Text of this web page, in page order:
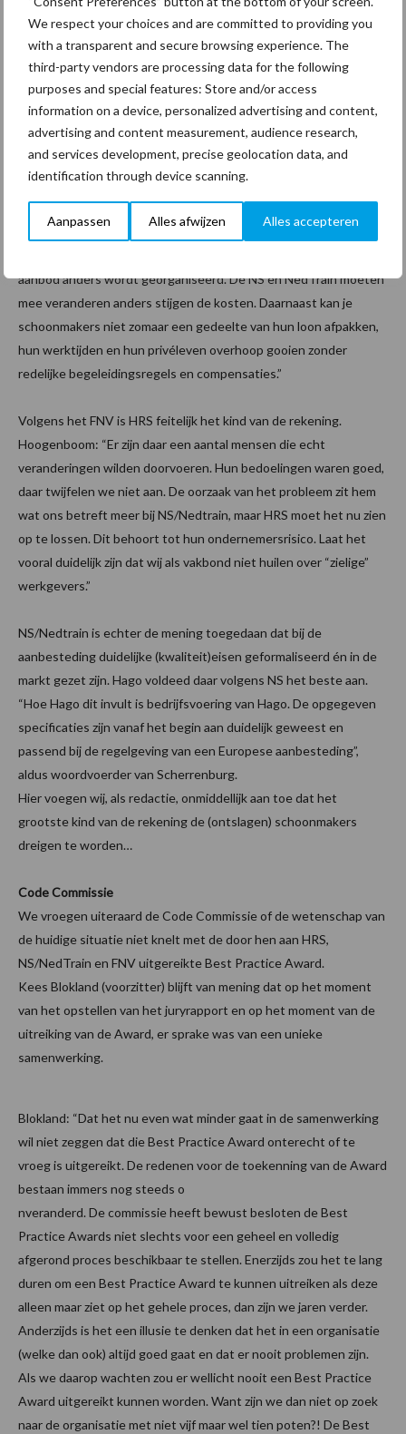
We respect your choices and are committed to providing you
with a transparent and secure browsing experience. The
third-party vendors are processing data for the following
purposes and special features: Store and/or access
information on a device, personalized advertising and content,
advertising and content measurement, audience research,
and services development, precise geolocation data, and
identification through device scanning.
Aanpassen Alles afwijzen Alles accepteren
gecompenseerd door winsten bij andere aan de NS gelieerde
bedrijven, stationsgebouwen en kantoren die los stonden van
het toenmalige contract voor de binnenlandse treinen. NedTrain
wist dat, of had het moeten weten. Desondanks bedongen zij
voor zichzelf een efficiëntie korting van 10% op het contract.
NedTrain heeft mooie verbeteringen bedongen met deze
aanbesteding, maar ook verbeteringen kosten geld. Op dit
moment wordt op veel plekken al jaren de arbeidstijdenwet
ontdoken. NedTrain weet dat en heeft geëist dat dit zal
veranderen. Maar om dit te veranderen moeten er andere
aanbod anders wordt georganiseerd. De NS en NedTrain moeten
mee veranderen anders stijgen de kosten. Daarnaast kan je
schoonmakers niet zomaar een gedeelte van hun loon afpakken,
hun werktijden en hun privéleven overhoop gooien zonder
redelijke begeleidingsregels en compensaties.”
Volgens het FNV is HRS feitelijk het kind van de rekening.
Hoogenboom: “Er zijn daar een aantal mensen die echt
veranderingen wilden doorvoeren. Hun bedoelingen waren goed,
daar twijfelen we niet aan. De oorzaak van het probleem zit hem
wat ons betreft meer bij NS/Nedtrain, maar HRS moet het nu zien
op te lossen. Dit behoort tot hun ondernemersrisico. Laat het
vooral duidelijk zijn dat wij als vakbond niet huilen over “zielige”
werkgevers.”
NS/Nedtrain is echter de mening toegedaan dat bij de
aanbesteding duidelijke (kwaliteit)eisen geformaliseerd én in de
markt gezet zijn. Hago voldeed daar volgens NS het beste aan.
“Hoe Hago dit invult is bedrijfsvoering van Hago. De opgegeven
specificaties zijn vanaf het begin aan duidelijk geweest en
passend bij de regelgeving van een Europese aanbesteding”,
aldus woordvoerder van Scherrenburg.
Hier voegen wij, als redactie, onmiddellijk aan toe dat het
grootste kind van de rekening de (ontslagen) schoonmakers
dreigen te worden…
Code Commissie
We vroegen uiteraard de Code Commissie of de wetenschap van
de huidige situatie niet knelt met de door hen aan HRS,
NS/NedTrain en FNV uitgereikte Best Practice Award.
Kees Blokland (voorzitter) blijft van mening dat op het moment
van het opstellen van het juryrapport en op het moment van de
uitreiking van de Award, er sprake was van een unieke
samenwerking.
Blokland: “Dat het nu even wat minder gaat in de samenwerking
wil niet zeggen dat die Best Practice Award onterecht of te
vroeg is uitgereikt. De redenen voor de toekenning van de Award
bestaan immers nog steeds o
nveranderd. De commissie heeft bewust besloten de Best
Practice Awards niet slechts voor een geheel en volledig
afgerond proces beschikbaar te stellen. Enerzijds zou het te lang
duren om een Best Practice Award te kunnen uitreiken als deze
alleen maar ziet op het gehele proces, dan zijn we jaren verder.
Anderzijds is het een illusie te denken dat het in een organisatie
(welke dan ook) altijd goed gaat en dat er nooit problemen zijn.
Als we daarop wachten zou er wellicht nooit een Best Practice
Award uitgereikt kunnen worden. Want zijn we dan niet op zoek
naar de organisatie met niet vijf maar wel tien poten?! De Best